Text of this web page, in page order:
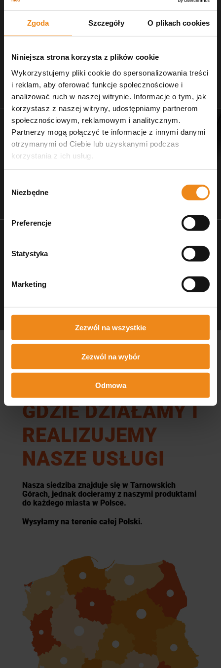
Zgoda Szczegóły O plikach cookies
Niniejsza strona korzysta z plików cookie
Wykorzystujemy pliki cookie do spersonalizowania treści
i reklam, aby oferować funkcje społecznościowe i
analizować ruch w naszej witrynie. Informacje o tym, jak
korzystasz z naszej witryny, udostępniamy partnerom
społecznościowym, reklamowym i analitycznym.
Partnerzy mogą połączyć te informacje z innymi danymi
otrzymanymi od Ciebie lub uzyskanymi podczas
korzystania z ich usług.
zgody
Niezbędne
Preferencje
Statystyka
Marketing
Zezwól na wszystkie
Zezwól na wybór
Odmowa
Stetoskopy
zobacz naszą ofertę
Nożczyki do strzyżenia
dla salonów pielęgnacji
czystość w gabinecie
GDZIE DZIAŁAMY I
REALIZUJEMY
NASZE USŁUGI
Nasza siedziba znajduje się w Tarnowskich
Górach, jednak docieramy z naszymi produktami
do każdego miasta w Polsce.
Wysyłamy na terenie całej Polski.